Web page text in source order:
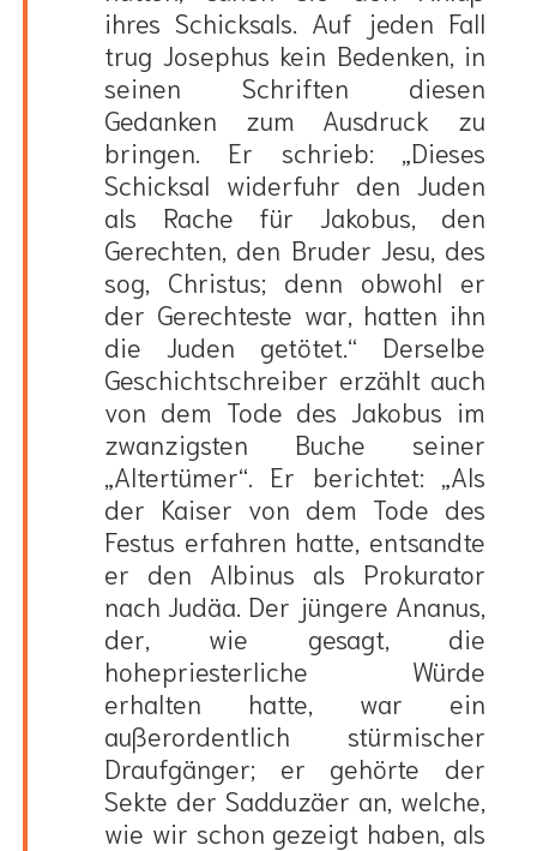
ihres Schicksals. Auf jeden Fall
trug Josephus kein Bedenken, in
seinen Schriften diesen
Gedanken zum Ausdruck zu
bringen. Er schrieb: „Dieses
Schicksal widerfuhr den Juden
als Rache für Jakobus, den
Gerechten, den Bruder Jesu, des
sog, Christus; denn obwohl er
der Gerechteste war, hatten ihn
die Juden getötet.“ Derselbe
Geschichtschreiber erzählt auch
von dem Tode des Jakobus im
zwanzigsten Buche seiner
„Altertümer“. Er berichtet: „Als
der Kaiser von dem Tode des
Festus erfahren hatte, entsandte
er den Albinus als Prokurator
nach Judäa. Der jüngere Ananus,
der, wie gesagt, die
hohepriesterliche Würde
erhalten hatte, war ein
außerordentlich stürmischer
Draufgänger; er gehörte der
Sekte der Sadduzäer an, welche,
wie wir schon gezeigt haben, als